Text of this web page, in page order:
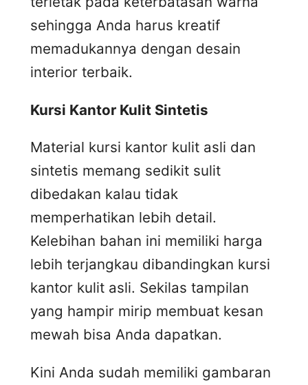
sehingga Anda harus kreatif
memadukannya dengan desain
interior terbaik.
Kursi Kantor Kulit Sintetis
Material kursi kantor kulit asli dan
sintetis memang sedikit sulit
dibedakan kalau tidak
memperhatikan lebih detail.
Kelebihan bahan ini memiliki harga
lebih terjangkau dibandingkan kursi
kantor kulit asli. Sekilas tampilan
yang hampir mirip membuat kesan
mewah bisa Anda dapatkan.
Kini Anda sudah memiliki gambaran